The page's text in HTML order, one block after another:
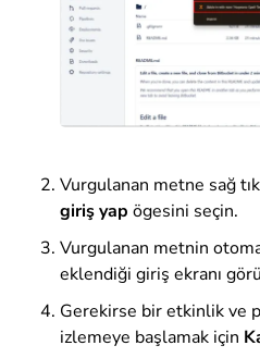
Vurgulanan metne sağ
giriş yap ögesini seçin.
Vurgulanan metnin
eklendiği giriş ekranı
Gerekirse bir etkinlik ve
izlemeye başlamak için